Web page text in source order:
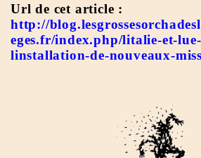
Url de cet article :
http://
eges.fr/index.php/litalie-et-
linstallation-de-nouveaux-